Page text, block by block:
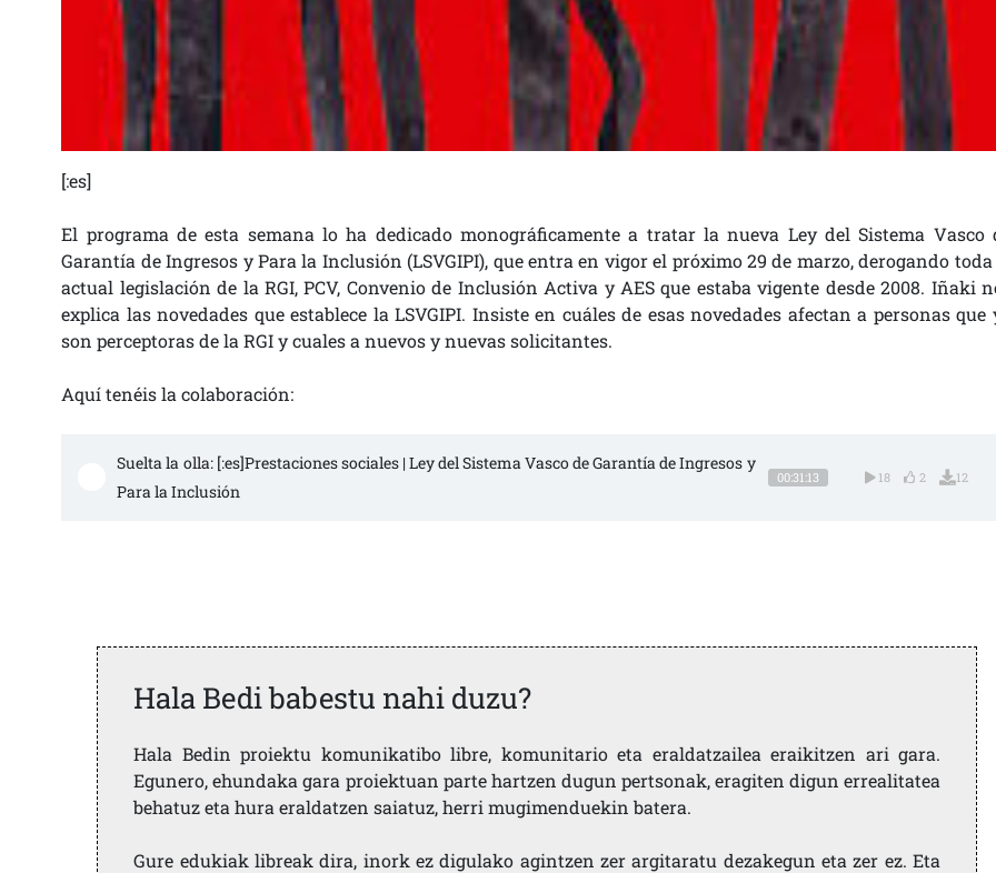
[:es]
El programa de esta semana lo ha dedicado monográficamente a tratar la nueva Ley del Sistema Vasco
Garantía de Ingresos y Para la Inclusión (LSVGIPI), que entra en vigor el próximo 29 de marzo, derogando
actual legislación de la RGI, PCV, Convenio de Inclusión Activa y AES que estaba vigente desde 2008. Iñaki
explica las novedades que establece la LSVGIPI. Insiste en cuáles de esas novedades afectan a personas que
son perceptoras de la RGI y cuales a nuevos y nuevas solicitantes.
Aquí tenéis la colaboración:
Suelta la olla: [:es]Prestaciones sociales | Ley del Sistema Vasco de Garantía de Ingresos y
Para la Inclusión
00:31:13 18 2 12
Hala Bedi babestu nahi duzu?
Hala Bedin proiektu komunikatibo libre, komunitario eta eraldatzailea eraikitzen ari gara.
Egunero, ehundaka gara proiektuan parte hartzen dugun pertsonak, eragiten digun errealitatea
behatuz eta hura eraldatzen saiatuz, herri mugimenduekin batera.
Gure edukiak libreak dira, inork ez digulako agintzen zer argitaratu dezakegun eta zer ez. Eta